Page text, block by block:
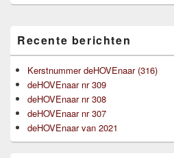
zijbalk
widget
gebied
Recente berichten
Kerstnummer deHOVEnaar (316)
deHOVEnaar nr 309
deHOVEnaar nr 308
deHOVEnaar nr 307
deHOVEnaar van 2021